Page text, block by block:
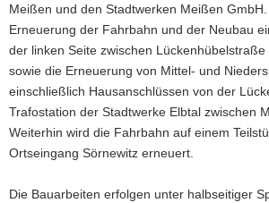
Meißen und den Stadtwerken Meißen
Erneuerung der Fahrbahn und der Neubau
der linken Seite zwischen
sowie die Erneuerung von Mittel- und
einschließlich Hausanschlüssen von der
Trafostation der Stadtwerke Elbtal zwischen
Weiterhin wird die Fahrbahn auf einem
Ortseingang Sörnewitz erneuert.
Die Bauarbeiten erfolgen unter halbseitiger